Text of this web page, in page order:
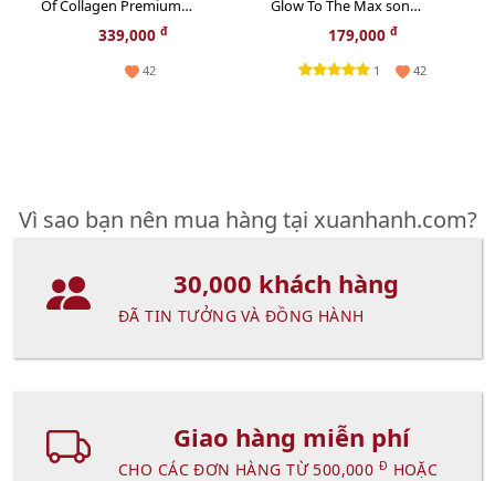
Of Collagen Premium
chống lão hóa, săn chắc da,
339,000 đ
42
Glow To The Max son
dưỡng ẩm tăng sắc cho
môi 2in1
179,000 đ
1 42
Vì sao bạn nên mua hàng tại xuanhanh.com?
30,000 khách hàng
ĐÃ TIN TƯỞNG VÀ ĐỒNG HÀNH
Giao hàng miễn phí
CHO CÁC ĐƠN HÀNG TỪ 500,000 Đ HOẶC